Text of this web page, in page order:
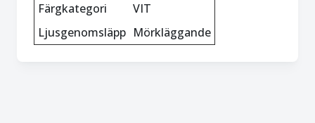
Färgkategori
VIT
Ljusgenomsläpp Mörkläggande